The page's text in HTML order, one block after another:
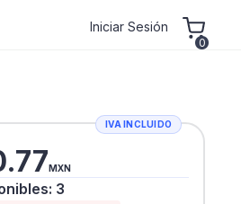
Iniciar Sesión
0
IVA INCLUIDO
MXN
3